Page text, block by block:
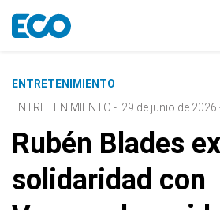
ENTRETENIMIENTO
ENTRETENIMIENTO - 29 de junio de 2026
Rubén Blades
solidaridad con